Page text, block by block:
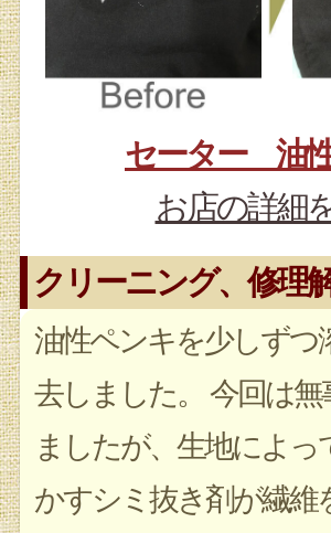
セーター 油
お店の詳細
クリーニング、修理
油性ペンキを少しずつ
去しました。 今回は
ましたが、生地によ
かすシミ抜き剤が繊維